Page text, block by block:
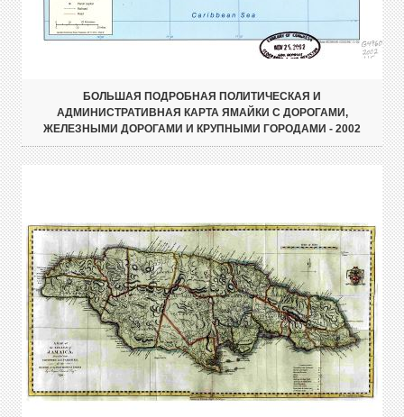
БОЛЬШАЯ ПОДРОБНАЯ ПОЛИТИЧЕСКАЯ И
АДМИНИСТРАТИВНАЯ КАРТА ЯМАЙКИ С ДОРОГАМИ,
ЖЕЛЕЗНЫМИ ДОРОГАМИ И КРУПНЫМИ ГОРОДАМИ - 2002